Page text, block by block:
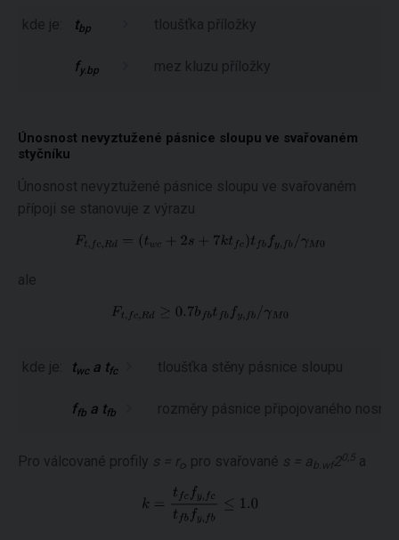
kde je: tbp tloušťka příložky
fy.bp mez kluzu příložky
Únosnost nevyztužené pásnice sloupu ve svařovaném
styčníku
Únosnost nevyztužené pásnice sloupu ve svařovaném
přípoji se stanovuje z výrazu
ale
kde je: twca tfc tloušťka stěny pásnice sloupu
ffb a tfb rozměry pásnice připojovaného
Pro válcované profily s = r , pro svařované s = ab.wf20,5 a